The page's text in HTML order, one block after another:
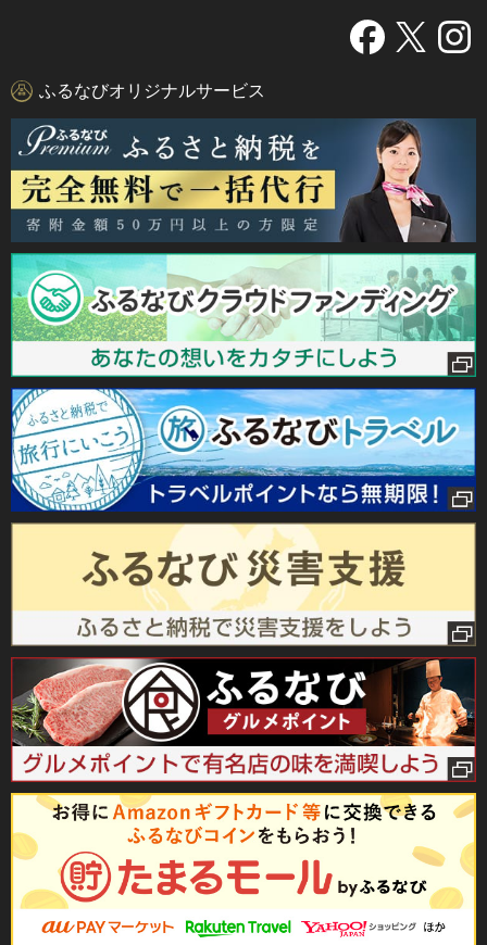
ふるなびオリジナルサービス